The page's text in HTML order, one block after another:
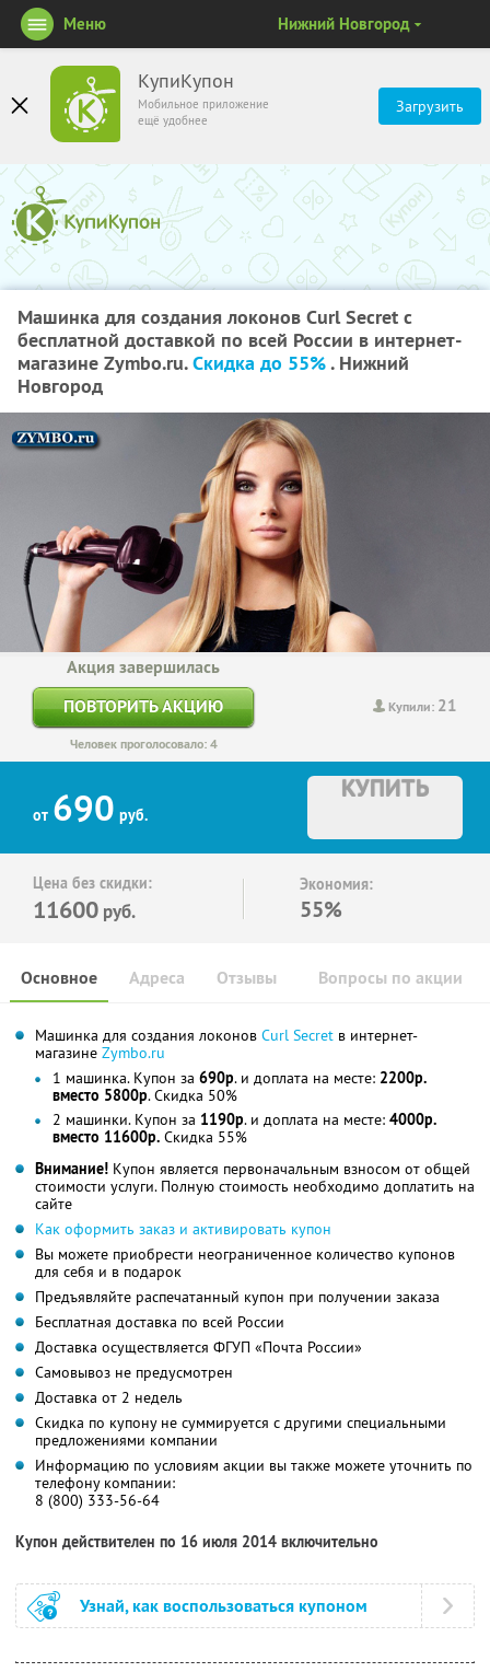
КупиКупон
Мобильное приложение
ещё удобнее
Загрузить
Меню Нижний Новгород
Машинка для создания локонов Curl Secret с
бесплатной доставкой по всей России в интернет-
магазине Zymbo.ru.Скидка до 55%. Нижний
Новгород
Купили: 21
Акция завершилась
ПОВТОРИТЬ АКЦИЮ
Человек проголосовало: 4
от 690 руб.
КУПИТЬ
Цена без скидки:
11600 руб.
Экономия:
55%
Основное Отзывы Вопросы по акции
Адреса
Машинка для создания локонов Curl Secret в интернет-
магазине Zymbo.ru
1 машинка. Купон за 690р. и доплата на месте: 2200р.
вместо 5800р. Скидка 50%
2 машинки. Купон за 1190р. и доплата на месте: 4000р.
вместо 11600р. Скидка 55%
Внимание! Купон является первоначальным взносом от общей
стоимости услуги. Полную стоимость необходимо доплатить на
сайте
Как оформить заказ и активировать купон
Вы можете приобрести неограниченное количество купонов
для себя и в подарок
Предъявляйте распечатанный купон при получении заказа
Бесплатная доставка по всей России
Доставка осуществляется ФГУП «Почта России»
Самовывоз не предусмотрен
Доставка от 2 недель
Скидка по купону не суммируется с другими специальными
предложениями компании
Информацию по условиям акции вы также можете уточнить по
телефону компании:
8 (800) 333-56-64
Купон действителен по 16 июля 2014 включительно
Узнай, как воспользоваться купоном